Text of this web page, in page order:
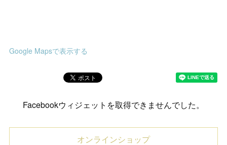
Google Mapsで表示する
Facebookウィジェットを取得できませんでした。
オンラインショップ